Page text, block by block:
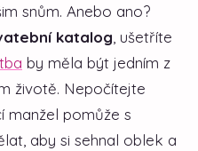
snům. Anebo ano?
katalog , ušetříte
by měla být jedním z
životě. Nepočítejte
manžel pomůže s
aby si sehnal oblek a